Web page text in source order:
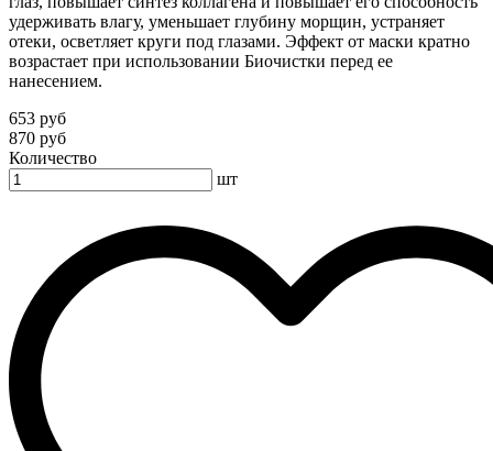
удерживать влагу, уменьшает глубину морщин, устраняет
отеки, осветляет круги под глазами. Эффект от маски кратно
возрастает при использовании Биочистки перед ее
нанесением.
653 руб
870 руб
Количество
шт